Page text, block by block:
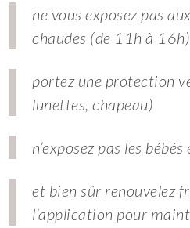
ne vous exposez pas
chaudes (de 11h à 16h)
portez une protection
lunettes, chapeau)
n’exposez pas les
et bien sûr renouvelez
l’application pour